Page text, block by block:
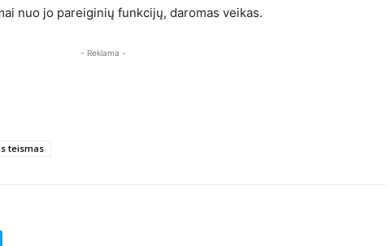
nuo jo pareiginių funkcijų, daromas veikas.
- Reklama -
teismas